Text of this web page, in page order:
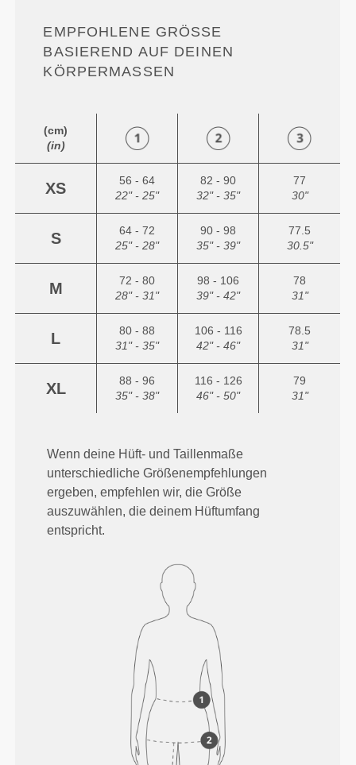
EMPFOHLENE GRÖSSE B
ASIEREND AUF DEINEN K
ÖRPERMASSEN
(cm)
(in)
XS
56 - 64
22" - 25"
82 - 90
32" - 35"
77
30"
S
64 - 72
25" - 28"
90 - 98
35" - 39"
77.5
30.5"
M
72 - 80
28" - 31"
98 - 106
39" - 42"
78
31"
L
80 - 88
31" - 35"
106 - 116
42" - 46"
78.5
31"
XL
88 - 96
35" - 38"
116 - 126
46" - 50"
79
31"
Wenn deine Hüft- und Taillenmaße
unterschiedliche Größenempfehlungen
ergeben, empfehlen wir, die Größe
auszuwählen, die deinem Hüftumfang
entspricht.